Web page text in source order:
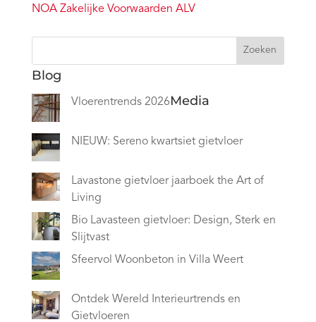
NOA Zakelijke Voorwaarden ALV
Zoeken
Blog
Vloerentrends 2026
NIEUW: Sereno kwartsiet gietvloer
Lavastone gietvloer jaarboek the Art of
Living
Bio Lavasteen gietvloer: Design, Sterk en
Slijtvast
Sfeervol Woonbeton in Villa Weert
Ontdek Wereld Interieurtrends en
Gietvloeren
Media